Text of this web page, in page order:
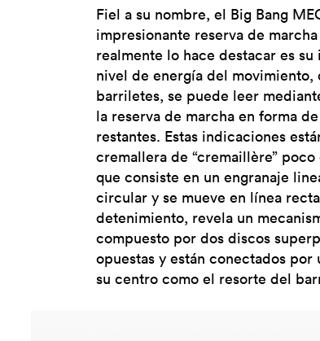
Fiel a su nombre, el Big Bang
impresionante reserva de
realmente lo hace destacar es
nivel de energía del movimiento,
barriletes, se puede leer
la reserva de marcha en forma
restantes. Estas indicaciones
cremallera de “cremaillère”
que consiste en un engranaje
circular y se mueve en línea
detenimiento, revela un
compuesto por dos discos
opuestas y están conectados
su centro como el resorte del